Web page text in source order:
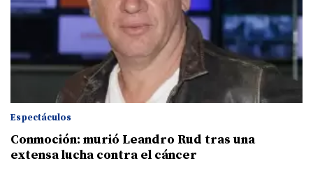
Espectáculos
Conmoción: murió Leandro Rud tras una
extensa lucha contra el cáncer